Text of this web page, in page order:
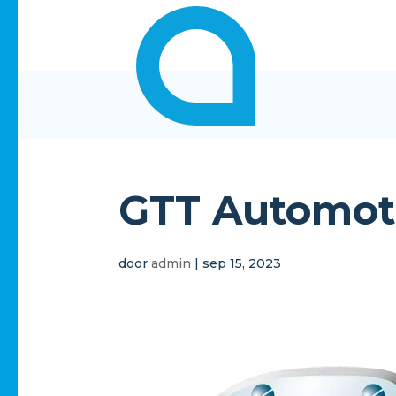
GTT
dooradmin |sep 15, 2023